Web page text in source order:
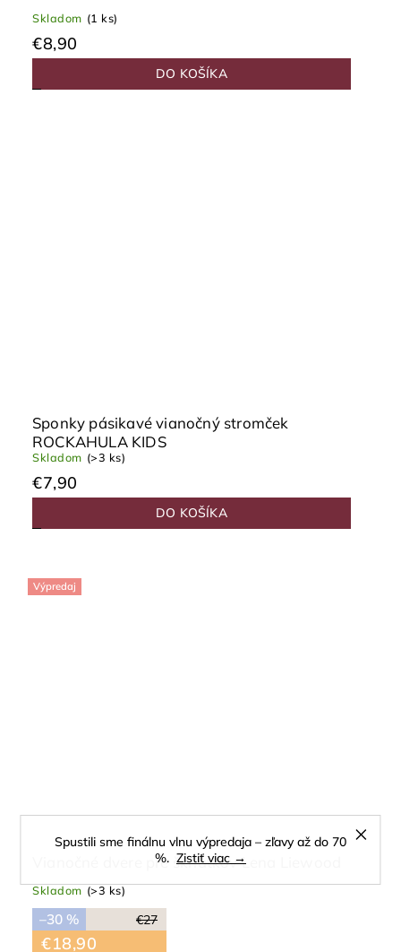
Spustili sme finálnu vlnu výpredaja – zľavy až do 70
%. Zistiť viac →
Skladom (1 ks)
€8,90
DO KOŠÍKA
Sponky pásikavé vianočný stromček
ROCKAHULA KIDS
Skladom (>3 ks)
€7,90
DO KOŠÍKA
Výpredaj
Vianočné dvere pre škriatkov Lena Liewood
Skladom (>3 ks)
€27
–30 %
€18,90